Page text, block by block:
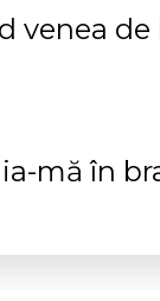
venea de
mă în